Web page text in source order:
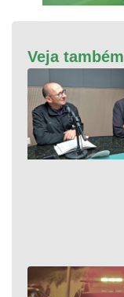
Veja também